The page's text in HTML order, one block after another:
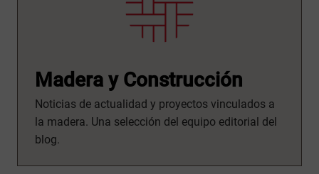
Madera y Construcción
Noticias de actualidad y proyectos vinculados a
la madera. Una selección del equipo editorial del
blog.